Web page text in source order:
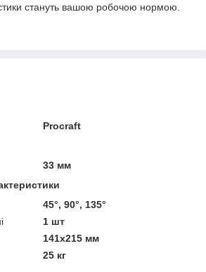
стики стануть вашою робочою нормою.
Procraft
33 мм
45°, 90°, 135°
1 шт
141x215 мм
25 кг